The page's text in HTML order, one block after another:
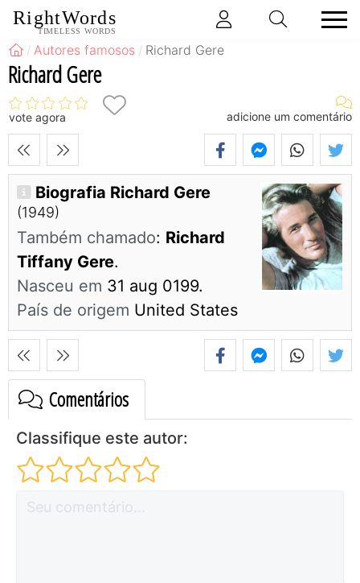
RightWords
TIMELESS WORDS
Autores famosos Richard Gere
Richard Gere
vote agora adicione um comentário
Biografia Richard Gere
(1949)
Também chamado: Richard
Tiffany Gere.
Nasceu em 31 aug 0199.
País de origem United States
Comentários
Classifique este autor: